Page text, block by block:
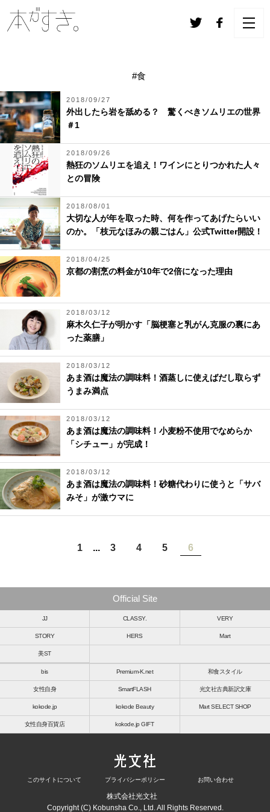
#食
2018/09/27
外出したら岩を舐める？ 驚くべきソムリエの世界
＃1
2018/09/26
熱狂のソムリエを追え！ワインにとりつかれた人々
との冒険
2018/08/01
大切な人が年を取った時、何を作ってあげたらいい
のか。「枝元なほみの親ごはん」公式Twitter開設！
2018/04/25
京都の割烹の料金が10年で2倍になった理由
2018/03/12
麻木久仁子が明かす「脳梗塞と乳がん克服の裏にあ
った薬膳」
2018/03/12
あま酒は魔法の調味料！酒蒸しに使えばだし取らず
うまみ満点
2018/03/12
あま酒は魔法の調味料！小麦粉不使用でなめらか
「シチュー」が完成！
2018/03/12
あま酒は魔法の調味料！砂糖代わりに使うと「サバ
みそ」が激ウマに
1 ... 3 4 5 6
Official Site
JJ CLASSY. VERY
STORY HERS Mart
美ST
bis Premium-K.net 和食スタイル
女性自身 SmartFLASH 光文社古典新訳文庫
kokode.jp kokode Beauty Mart SELECT SHOP
女性自身百貨店 kokode.jp GIFT
このサイトについて プライバシーポリシー お問い合わせ
株式会社光文社
Copyright (C) Kobunsha Co., Ltd. All Rights Reserved.